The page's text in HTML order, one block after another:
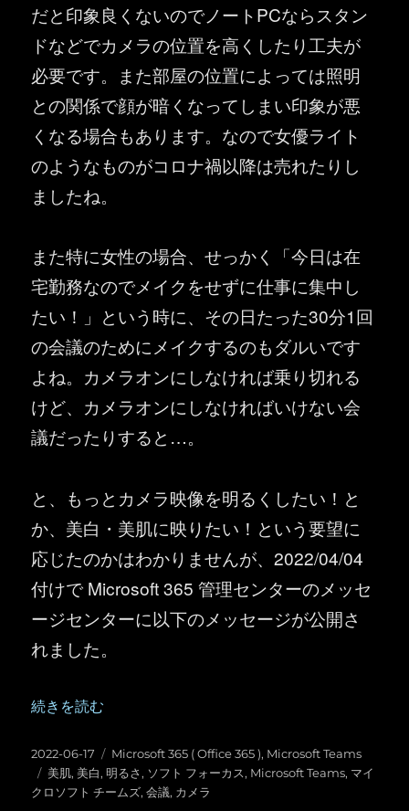
だと印象良くないのでノートPCならスタン
ドなどでカメラの位置を高くしたり工夫が
必要です。また部屋の位置によっては照明
との関係で顔が暗くなってしまい印象が悪
くなる場合もあります。なので女優ライト
のようなものがコロナ禍以降は売れたりし
ましたね。
また特に女性の場合、せっかく「今日は在
宅勤務なのでメイクをせずに仕事に集中し
たい！」という時に、その日たった30分1回
の会議のためにメイクするのもダルいです
よね。カメラオンにしなければ乗り切れる
けど、カメラオンにしなければいけない会
議だったりすると…。
と、もっとカメラ映像を明るくしたい！と
か、美白・美肌に映りたい！という要望に
応じたのかはわかりませんが、2022/04/04
付けで Microsoft 365 管理センターのメッセ
ージセンターに以下のメッセージが公開さ
れました。
“Micrsoft Teams ：会議の美肌モード？美白モード？が
続きを読む
投
稿
日:
2022-06-17
カ
テ
ゴ
Microsoft 365 ( Office 365 ), Microsoft Teams
タ
グ
美肌,美白,明るさ, ソフト フォーカス, Microsoft Teams, マイ
クロソフト チームズ,会議, カメラ